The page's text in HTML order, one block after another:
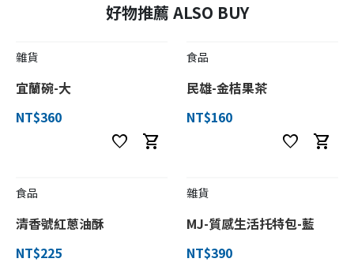
好物推薦 ALSO BUY
雜貨
宜蘭碗-大
NT$360
favorite shopping_cart
食品
民雄-金桔果茶
NT$160
favorite shopping_cart
食品
清香號紅蔥油酥
NT$225
雜貨
MJ-質感生活托特包-藍
NT$390